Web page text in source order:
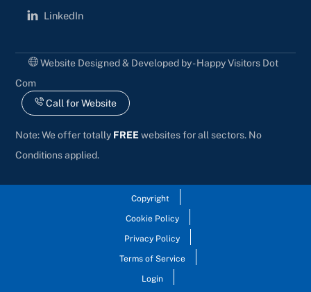
LinkedIn
Website Designed & Developed by - Happy Visitors Dot
Com
Call for Website
Note: We offer totally FREE websites for all sectors. No
Conditions applied.
Copyright
Cookie Policy
Privacy Policy
Terms of Service
Login